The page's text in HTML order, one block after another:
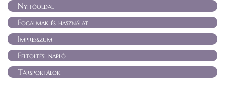
Nyitóoldal
Fogalmak és használat
Impresszum
Feltöltési napló
Társportálok